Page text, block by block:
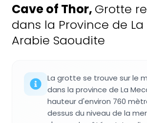
Cave of Thor, Grotte
dans la Province de
Arabie Saoudite
La grotte se trouve sur le
dans la province de La
hauteur d'environ 760
dessus du niveau de la